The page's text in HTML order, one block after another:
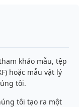
khảo mẫu, tệp
hoặc mẫu vật lý
tôi.
tôi tạo ra một